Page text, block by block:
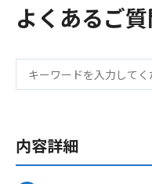
よくあるご
内容詳細